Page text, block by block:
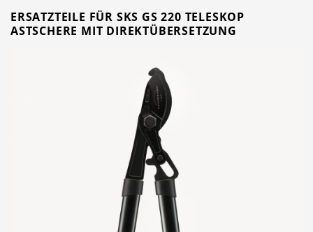
ERSATZTEILE FÜR SKS GS 220 TELESKOP
ASTSCHERE MIT DIREKTÜBERSETZUNG